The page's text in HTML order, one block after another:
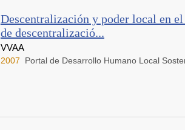
Descentralización y poder local en
de descentralizació...
VVAA
2007 Portal de Desarrollo Humano Local